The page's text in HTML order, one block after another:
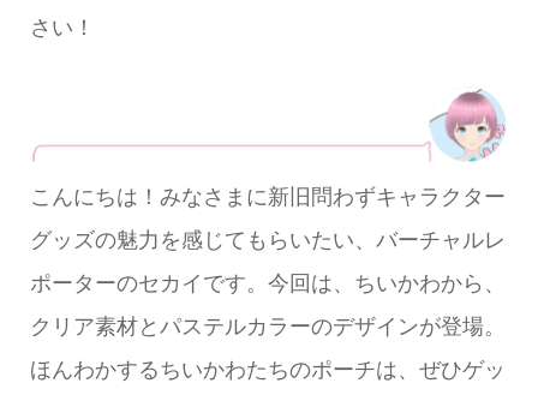
さい！
こんにちは！みなさまに新旧問わずキャラクター
グッズの魅力を感じてもらいたい、バーチャルレ
ポーターのセカイです。今回は、ちいかわから、
クリア素材とパステルカラーのデザインが登場。
ほんわかするちいかわたちのポーチは、ぜひゲッ